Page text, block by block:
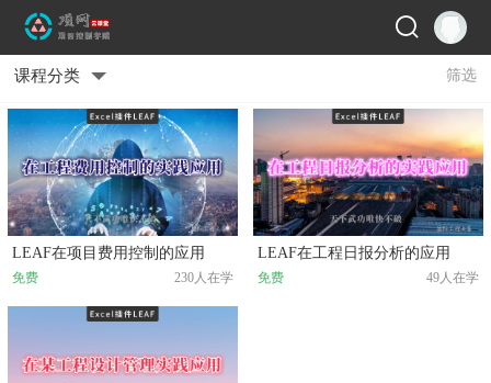
课程分类 筛选
LEAF在项目费用控制的应用
免费 230人在学
LEAF在工程日报分析的应用
免费 49人在学